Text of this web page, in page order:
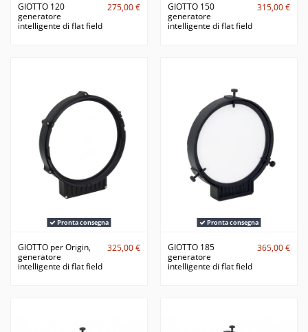
GIOTTO 120
generatore
intelligente di flat field
275,00 €
GIOTTO 150
generatore
intelligente di flat field
315,00 €
Pronta consegna
GIOTTO per Origin,
generatore
intelligente di flat field
325,00 €
Pronta consegna
GIOTTO 185
generatore
intelligente di flat field
365,00 €